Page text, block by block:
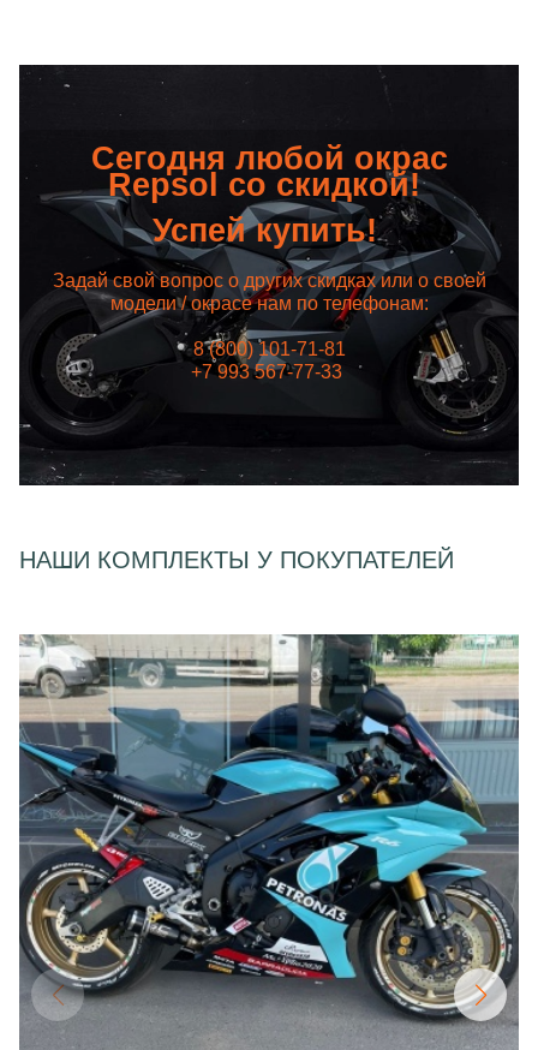
Сегодня любой окрас
Repsol со скидкой!
Успей купить!
Задай свой вопрос о других скидках или о своей
модели / окрасе нам по телефонам:
8 (800) 101-71-81
+7 993 567-77-33
НАШИ КОМПЛЕКТЫ У ПОКУПАТЕЛЕЙ